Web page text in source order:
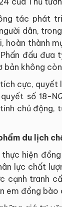
tác phát
dân,
hoàn thành
đấu đưa
bản không
cực, quyết
số 18-
chủ
du lịch
hiện
lực chất
cạnh tranh
em đồng bào